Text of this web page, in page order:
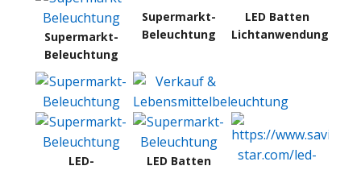
Supermarkt-
Beleuchtung
Supermarkt-
Beleuchtung
LED Batten
Lichtanwendung
LED-
LED Batten